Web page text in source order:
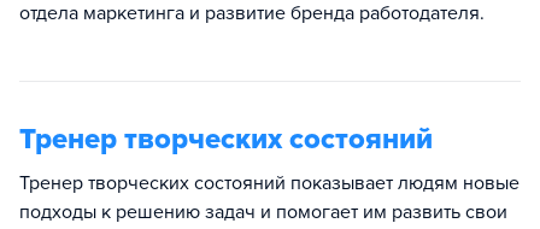
отдела маркетинга и развитие бренда работодателя.
Тренер творческих состояний
Тренер творческих состояний показывает людям новые
подходы к решению задач и помогает им развить свои